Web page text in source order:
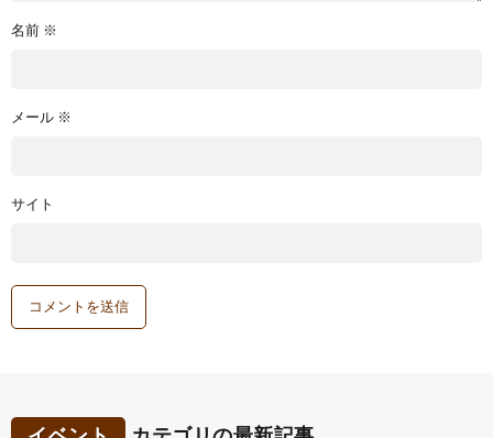
名前 ※
メール ※
サイト